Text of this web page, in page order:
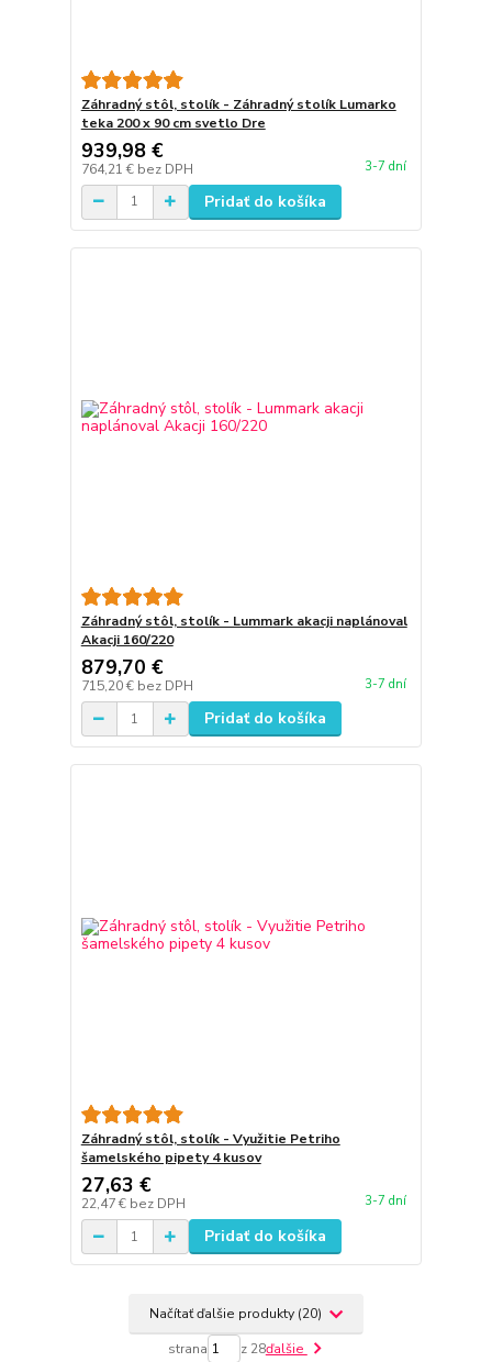
Záhradný stôl, stolík - Záhradný stolík Lumarko
teka 200 x 90 cm svetlo Dre
939,98 €
764,21 € bez DPH 3-7 dní
Pridať do košíka
Záhradný stôl, stolík - Lummark akacji naplánoval
Akacji 160/220
879,70 €
715,20 € bez DPH 3-7 dní
Pridať do košíka
Záhradný stôl, stolík - Využitie Petriho
šamelského pipety 4 kusov
27,63 €
22,47 € bez DPH 3-7 dní
Pridať do košíka
Načítať ďalšie produkty (20)
strana z 28ďalšie